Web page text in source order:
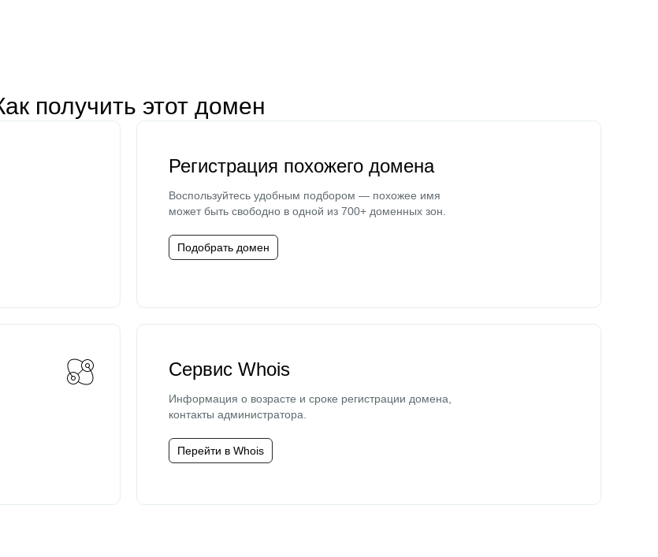
получить этот домен
Регистрация похожего домена
Воспользуйтесь удобным подбором — похожее имя
может быть свободно в одной из 700+ доменных зон.
Подобрать домен
Сервис Whois
Информация о возрасте и сроке регистрации домена,
контакты администратора.
Перейти в Whois